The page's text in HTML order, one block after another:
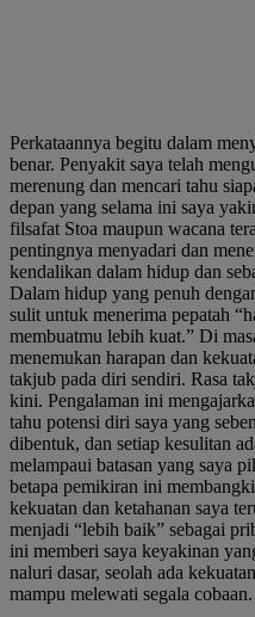
Perkataannya begitu dalam
benar. Penyakit saya telah
merenung dan mencari tahu
depan yang selama ini saya
filsafat Stoa maupun wacana
pentingnya menyadari dan
kendalikan dalam hidup dan
Dalam hidup yang penuh
sulit untuk menerima pepatah
membuatmu lebih kuat.” Di
menemukan harapan dan
takjub pada diri sendiri. Rasa
kini. Pengalaman ini
tahu potensi diri saya yang
dibentuk, dan setiap kesulitan
melampaui batasan yang saya
betapa pemikiran ini
kekuatan dan ketahanan saya
menjadi “lebih baik” sebagai
ini memberi saya keyakinan
naluri dasar, seolah ada
mampu melewati segala cobaan.